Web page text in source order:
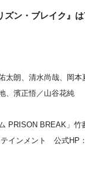
ズン・ブレイク』
太朗、清水尚哉、岡本
、濱正悟／山谷花純
PRISON BREAK」竹
インメント 公式HP：